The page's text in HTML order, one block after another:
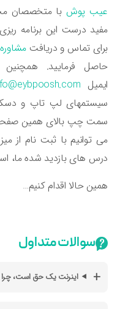
پوشبا متخصصان مجرب
درست این برنامه ریزی،
تماس و دریافتمشاوره،
فرمایید. همچنین
info@eybpoosh.com
لپ تاپ و
چپ بالای همین صفحه
توانیم با ثبت نام از میز
های بازدید شده ما،
حالا اقدام کنیم…
سوالات متداول
اینرنت یک حق است، چرا باید